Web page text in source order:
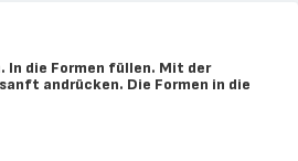
In die Formen füllen. Mit der
andrücken. Die Formen in die